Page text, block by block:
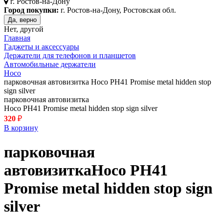
Город покупки: г. Ростов-на-Дону, Ростовская обл.
Да, верно
Нет, другой
Главная
Гаджеты и аксессуары
Держатели для телефонов и планшетов
Автомобильные держатели
Hoco
парковочная автовизитка Hoco PH41 Promise metal hidden stop
sign silver
парковочная автовизитка
Hoco PH41 Promise metal hidden stop sign silver
320 ₽
В корзину
парковочная
автовизиткаHoco PH41
Promise metal hidden stop sign
silver